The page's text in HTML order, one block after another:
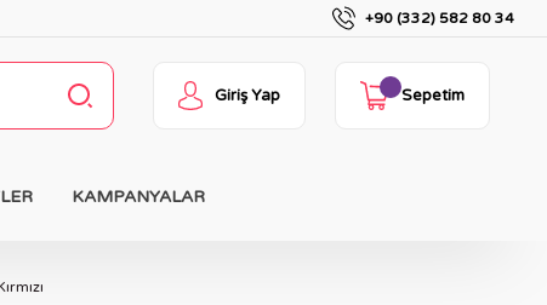
+90 (332) 582 80 34
Giriş Yap Sepetim
KAMPANYALAR